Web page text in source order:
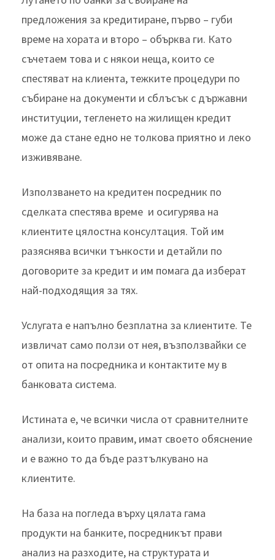
предложения за кредитиране, първо – губи
време на хората и второ – обърква ги. Като
съчетаем това и с някои неща, които се
спестяват на клиента, тежките процедури по
събиране на документи и сблъсък с държавни
институции, тегленето на жилищен кредит
може да стане едно не толкова приятно и леко
изживяване.
Използването на кредитен посредник по
сделката спестява време и осигурява на
клиентите цялостна консултация. Той им
разяснява всички тънкости и детайли по
договорите за кредит и им помага да изберат
най-подходящия за тях.
Услугата е напълно безплатна за клиентите. Те
извличат само ползи от нея, възползвайки се
от опита на посредника и контактите му в
банковата система.
Истината е, че всички числа от сравнителните
анализи, които правим, имат своето обяснение
и е важно то да бъде разтълкувано на
клиентите.
На база на погледа върху цялата гама
продукти на банките, посредникът прави
анализ на разходите, на структурата и